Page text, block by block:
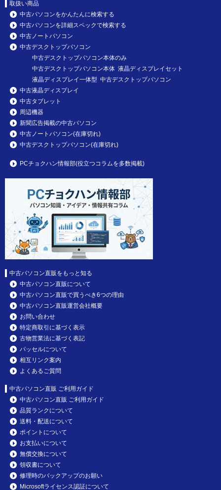
取扱い商品
中古パソコンをかんたんに検索する
中古パソコンを詳細スペックで検索する
中古ノートパソコン
中古デスクトップパソコン
中古デスクトップパソコン本体のみ
中古デスクトップパソコン本体 液晶ディスプレイセット
液晶ディスプレイ一体型 中古デスクトップパソコン
中古液晶ディスプレイ
中古タブレット
周辺機器
新聞広告掲載の中古パソコン
中古ノートパソコン(在庫切れ)
中古デスクトップパソコン(在庫切れ)
PCチョクハン情報部(役立つコラムを多数掲載)
中古パソコン直販をもっと知る
中古パソコン直販について
中古パソコン直販で買うべき6つの理由
中古パソコン直販運営会社概要
お問い合わせ
特定商取引に基づく表示
古物営業法に基づく表記
パッセルについて
相互リンク案内
よくあるご質問
中古パソコン直販 ご利用ガイド
中古パソコン直販 ご利用ガイド
品質ランクについて
送料・配送について
ポイントについて
お支払いについて
無償交換について
領収書について
修理時のバックアップのお願い
Microsoftライセンス認証について